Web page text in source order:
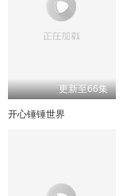
更新至66集
开心锤锤世界